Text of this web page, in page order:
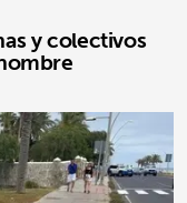
y colectivos